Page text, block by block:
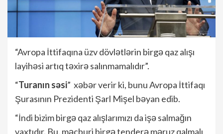
“Avropa İttifaqına üzv dövlətlərin birgə qaz alışı
layihəsi artıq təxirə salınmamalıdır”.
“Turanın səsi” xəbər verir ki, bunu Avropa İttifaqı
Şurasının Prezidenti Şarl Mişel bəyan edib.
“İndi bizim birgə qaz alışlarımızı da işə salmağın
vaxtıdır. Bu, məcburi birgə tenderə məruz qalmalı